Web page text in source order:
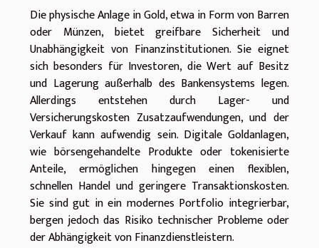
Die physische Anlage in Gold, etwa in Form von Barren
oder Münzen, bietet greifbare Sicherheit und
Unabhängigkeit von Finanzinstitutionen. Sie eignet
sich besonders für Investoren, die Wert auf Besitz
und Lagerung außerhalb des Bankensystems legen.
Allerdings entstehen durch Lager- und
Versicherungskosten Zusatzaufwendungen, und der
Verkauf kann aufwendig sein. Digitale Goldanlagen,
wie börsengehandelte Produkte oder tokenisierte
Anteile, ermöglichen hingegen einen flexiblen,
schnellen Handel und geringere Transaktionskosten.
Sie sind gut in ein modernes Portfolio integrierbar,
bergen jedoch das Risiko technischer Probleme oder
der Abhängigkeit von Finanzdienstleistern.